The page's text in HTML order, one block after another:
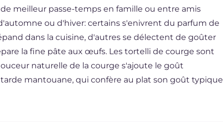
meilleur passe-temps en famille ou entre amis
ou d'hiver: certains s'enivrent du parfum de
dans la cuisine, d'autres se délectent de goûter
la fine pâte aux œufs. Les tortelli de courge sont
naturelle de la courge s'ajoute le goût
mantouane, qui confère au plat son goût typique